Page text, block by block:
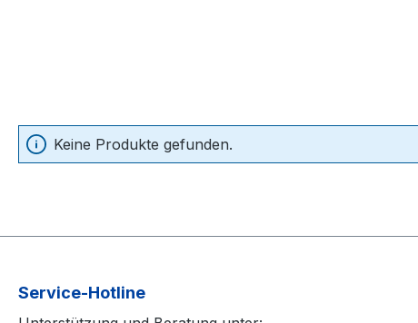
Keine Produkte gefunden.
Service-Hotline